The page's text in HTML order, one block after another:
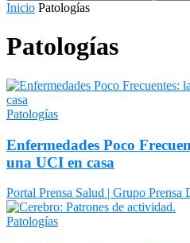
Inicio Patologías
Patologías
Patologías
Enfermedades Poco
una UCI en casa
Portal Prensa Salud | Grupo Prensa
Patologías